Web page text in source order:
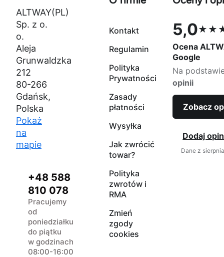
ALTWAY(PL)
Sp. z o.
o.
Aleja
Grunwaldzka
212
80-266
Gdańsk,
Polska
Pokaż
na
mapie
+48 588
810 078
Pracujemy
od
poniedziałku
do piątku
w godzinach
08:00-16:00
Kontakt
Regulamin
Polityka
Prywatności
Zasady
płatności
Wysyłka
Jak zwrócić
towar?
Polityka
zwrotów i
RMA
Zmień
zgody
cookies
5,0
Ocena 5,0
Ocena
Google
Na
opinii
Zobacz
Dodaj
Dane z